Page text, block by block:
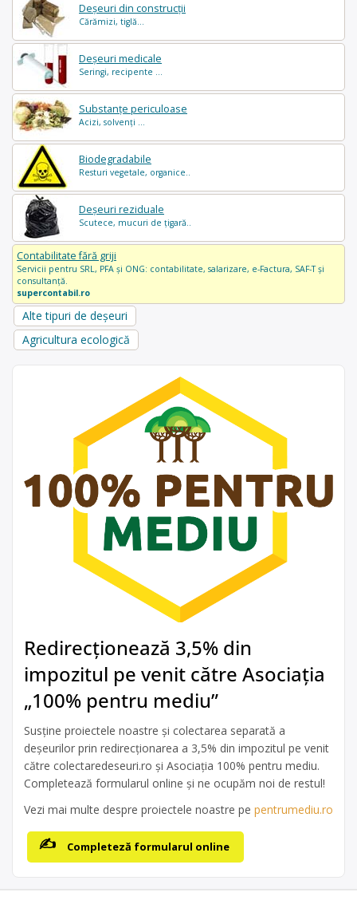
Deșeuri din construcții
Cărămizi, tiglă...
Deșeuri medicale
Seringi, recipente ...
Substanțe periculoase
Acizi, solvenți ...
Biodegradabile
Resturi vegetale, organice..
Deșeuri reziduale
Scutece, mucuri de țigară..
Contabilitate fără griji
Servicii pentru SRL, PFA și ONG: contabilitate, salarizare, e-Factura, SAF-T și
consultanță.
supercontabil.ro
Alte tipuri de deșeuri
Agricultura ecologică
Redirecționează 3,5% din
impozitul pe venit către Asociația
„100% pentru mediu”
Susține proiectele noastre și colectarea separată a
deșeurilor prin redirecționarea a 3,5% din impozitul pe venit
către colectaredeseuri.ro și Asociația 100% pentru mediu.
Completează formularul online și ne ocupăm noi de restul!
Vezi mai multe despre proiectele noastre pe pentrumediu.ro
Completeză formularul online